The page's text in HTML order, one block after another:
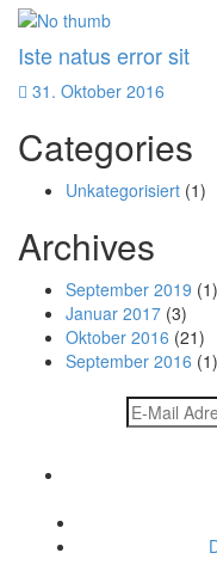
Iste natus error sit
31. Oktober 2016
Categories
Unkategorisiert (1)
Archives
September 2019 (1)
Januar 2017 (3)
Oktober 2016 (21)
September 2016 (1)